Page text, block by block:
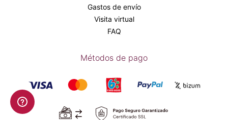
Gastos de envío
Visita virtual
FAQ
Métodos de pago